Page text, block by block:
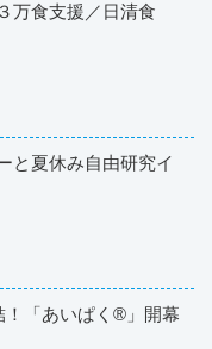
万食支援／日清食
と夏休み自由研究イ
！「あいぱく®」開幕